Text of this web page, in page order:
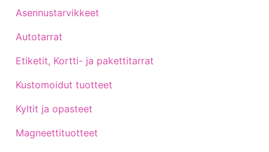
Asennustarvikkeet
Autotarrat
Etiketit, Kortti- ja pakettitarrat
Kustomoidut tuotteet
Kyltit ja opasteet
Magneettituotteet